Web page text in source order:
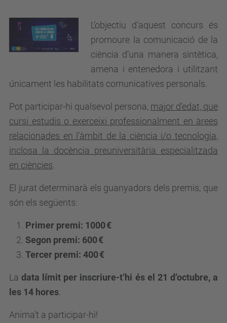
L’objectiu d’aquest concurs és
promoure la comunicació de la
ciència d’una manera sintètica,
amena i entenedora i utilitzant
únicament les habilitats comunicatives personals.
Pot participar-hi qualsevol persona, major d’edat, que
cursi estudis o exerceixi professionalment en àrees
relacionades en l’àmbit de la ciència i/o tecnologia,
inclosa la docència preuniversitària especialitzada
en ciències
El jurat determinarà els guanyadors dels premis, que
són els següents:
Primer premi: 1000 €
Segon premi: 600 €
Tercer premi: 400 €
Ladata límit per inscriure-t’hi és el 21 d’octubre, a
les 14 hores
Anima’t a participar-hi!